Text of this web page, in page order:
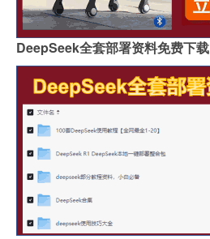
DeepSeek全套部署资料免费下载